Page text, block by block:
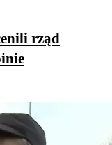
rząd